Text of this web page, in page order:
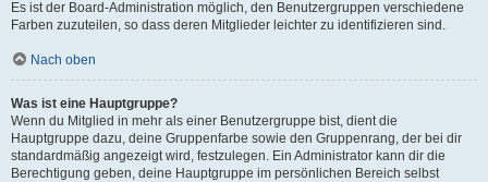
Es ist der Board-Administration möglich, den Benutzergruppen verschiedene
Farben zuzuteilen, so dass deren Mitglieder leichter zu identifizieren sind.
Nach oben
Was ist eine Hauptgruppe?
Wenn du Mitglied in mehr als einer Benutzergruppe bist, dient die
Hauptgruppe dazu, deine Gruppenfarbe sowie den Gruppenrang, der bei dir
standardmäßig angezeigt wird, festzulegen. Ein Administrator kann dir die
Berechtigung geben, deine Hauptgruppe im persönlichen Bereich selbst